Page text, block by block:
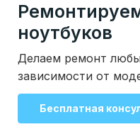
ноутбуков
Делаем ремонт
зависимости от
Бесплатная